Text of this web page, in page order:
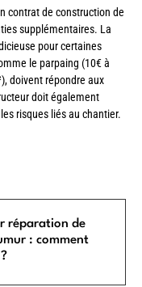
contrat de construction de
supplémentaires. La
pour certaines
le parpaing (10€ à
doivent répondre aux
doit également
risques liés au chantier.
réparation de
: comment